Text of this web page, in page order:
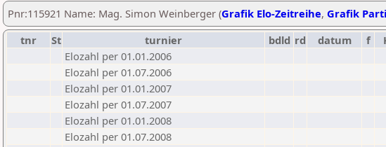
Pnr:115921 Name: Mag. Simon Weinberger (Grafik Elo-Zeitreihe, Grafik
tnr
St turnier bdld rd datum f
Elozahl per 01.01.2006
Elozahl per 01.07.2006
Elozahl per 01.01.2007
Elozahl per 01.07.2007
Elozahl per 01.01.2008
Elozahl per 01.07.2008